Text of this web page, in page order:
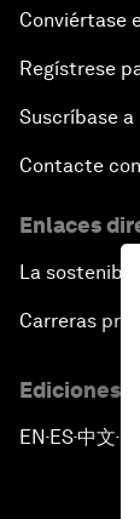
Conviértase
Regístrese
Suscríbase
Contacte
Enlaces
La
Carreras
Ediciones
EN ▪ ES▪中文▪